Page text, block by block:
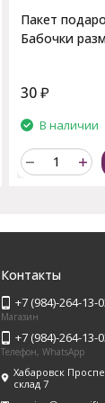
Пакет
Бабочки
30₽
В наличии
Контакты
+7 (984)-264-13-
Магазин
+7 (984)-264-13-
Телефон, WhatsApp
Хабаровск
склад 7